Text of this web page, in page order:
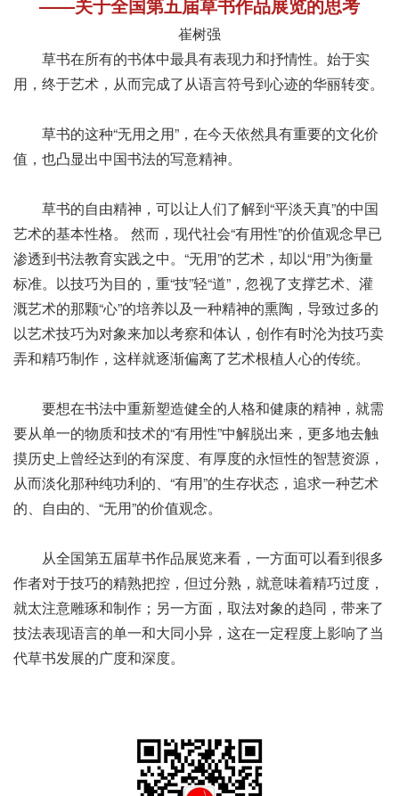
崔树强
草书在所有的书体中最具有表现力和抒情性。始于实
用，终于艺术，从而完成了从语言符号到心迹的华丽转变。
草书的这种“无用之用”，在今天依然具有重要的文化价
值，也凸显出中国书法的写意精神。
草书的自由精神，可以让人们了解到“平淡天真”的中国
艺术的基本性格。 然而，现代社会“有用性”的价值观念早已
渗透到书法教育实践之中。“无用”的艺术，却以“用”为衡量
标准。以技巧为目的，重“技”轻“道”，忽视了支撑艺术、灌
溉艺术的那颗“心”的培养以及一种精神的熏陶，导致过多的
以艺术技巧为对象来加以考察和体认，创作有时沦为技巧卖
弄和精巧制作，这样就逐渐偏离了艺术根植人心的传统。
要想在书法中重新塑造健全的人格和健康的精神，就需
要从单一的物质和技术的“有用性”中解脱出来，更多地去触
摸历史上曾经达到的有深度、有厚度的永恒性的智慧资源，
从而淡化那种纯功利的、“有用”的生存状态，追求一种艺术
的、自由的、“无用”的价值观念。
从全国第五届草书作品展览来看，一方面可以看到很多
作者对于技巧的精熟把控，但过分熟，就意味着精巧过度，
就太注意雕琢和制作；另一方面，取法对象的趋同，带来了
技法表现语言的单一和大同小异，这在一定程度上影响了当
代草书发展的广度和深度。